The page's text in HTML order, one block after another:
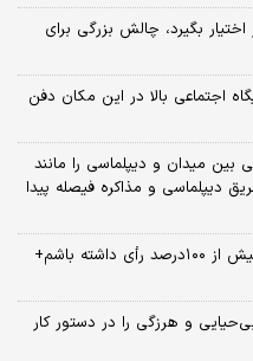
اختیار بگیرد، چالش بزرگی برای
اجتماعی بالا در این مکان دفن
میدان و دیپلماسی را مانند
دیپلماسی و مذاکره فیصله پیدا
ترامپ: در نظرسنجی‌های اقتصادی باید بیش از ۱۰۰درصد رأی داشته باشم+
و هرزگی را در دستور کار